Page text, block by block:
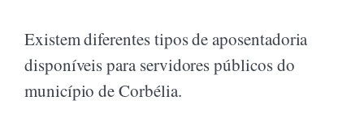
Existem diferentes tipos de aposentadoria
disponíveis para servidores públicos do
município de Corbélia.